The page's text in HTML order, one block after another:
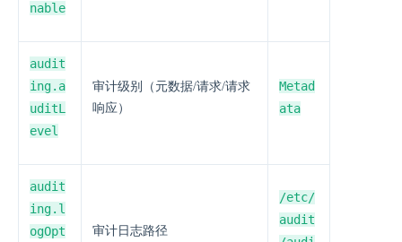
nable
audit
ing.a
uditL
evel
审计级别（元数据/请求/请求
响应）
Metad
ata
audit
ing.l
ogOpt
审计日志路径
/etc/
audit